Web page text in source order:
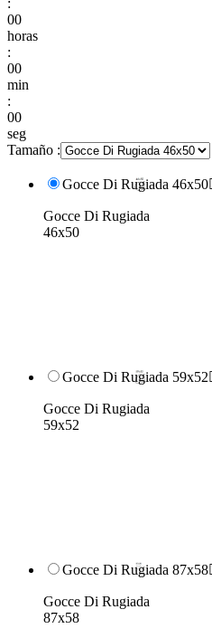
:
00
horas
:
00
min
:
00
seg
Tamaño :
Gocce Di Rugiada 46x50
Gocce Di Rugiada
46x50
Gocce Di Rugiada 59x52
Gocce Di Rugiada
59x52
Gocce Di Rugiada 87x58
Gocce Di Rugiada
87x58